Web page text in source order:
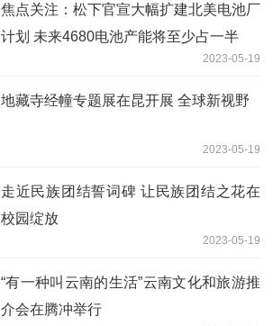
焦点关注：松下官宣大幅扩建北美电池厂
计划 未来4680电池产能将至少占一半
2023-05-19
地藏寺经幢专题展在昆开展 全球新视野
2023-05-19
走近民族团结誓词碑 让民族团结之花在
校园绽放
2023-05-19
“有一种叫云南的生活”云南文化和旅游推
介会在腾冲举行